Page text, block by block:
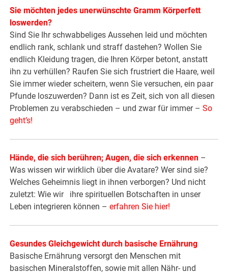
Sie möchten jedes unerwünschte Gramm Körperfett
loswerden?
Sind Sie Ihr schwabbeliges Aussehen leid und möchten
endlich rank, schlank und straff dastehen? Wollen Sie
endlich Kleidung tragen, die Ihren Körper betont, anstatt
ihn zu verhüllen? Raufen Sie sich frustriert die Haare, weil
Sie immer wieder scheitern, wenn Sie versuchen, ein paar
Pfunde loszuwerden? Dann ist es Zeit, sich von all diesen
Problemen zu verabschieden – und zwar für immer –So
geht’s!
Hände, die sich berühren; Augen, die sich erkennen –
Was wissen wir wirklich über die Avatare? Wer sind sie?
Welches Geheimnis liegt in ihnen verborgen? Und nicht
zuletzt: Wie wir ihre spirituellen Botschaften in unser
Leben integrieren können –erfahren Sie hier!
Gesundes Gleichgewicht durch basische Ernährung
Basische Ernährung versorgt den Menschen mit
basischen Mineralstoffen, sowie mit allen Nähr- und